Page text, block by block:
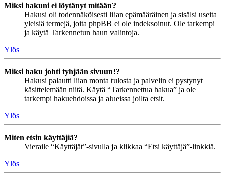
Miksi hakuni ei löytänyt mitään?
Hakusi oli todennäköisesti liian epämääräinen ja sisälsi useita
yleisiä termejä, joita phpBB ei ole indeksoinut. Ole tarkempi
ja käytä Tarkennetun haun valintoja.
Ylös
Miksi haku johti tyhjään sivuun!?
Hakusi palautti liian monta tulosta ja palvelin ei pystynyt
käsittelemään niitä. Käytä “Tarkennettua hakua” ja ole
tarkempi hakuehdoissa ja alueissa joilta etsit.
Ylös
Miten etsin käyttäjiä?
Vieraile “Käyttäjät”-sivulla ja klikkaa “Etsi käyttäjä”-linkkiä.
Ylös